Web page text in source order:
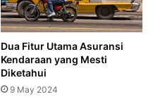
Dua Fitur Utama Asuransi
Kendaraan yang Mesti
Diketahui
9 May 2024